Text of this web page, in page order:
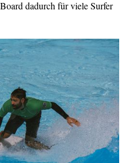
dadurch für viele Surfer